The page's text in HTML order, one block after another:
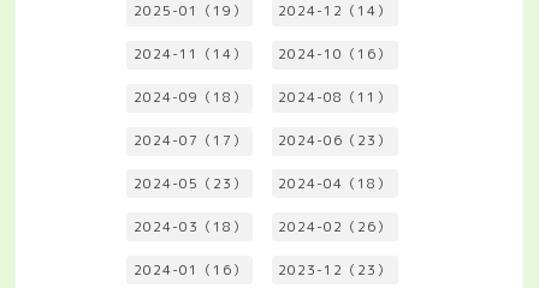
2025-01（19） 2024-12（14）
2024-11（14） 2024-10（16）
2024-09（18） 2024-08（11）
2024-07（17） 2024-06（23）
2024-05（23） 2024-04（18）
2024-03（18） 2024-02（26）
2024-01（16） 2023-12（23）